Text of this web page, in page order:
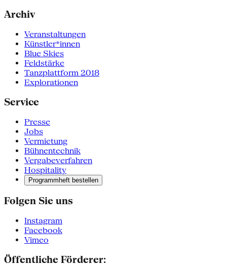
Archiv
Veranstaltungen
Künstler*innen
Blue Skies
Feldstärke
Tanzplattform 2018
Explorationen
Service
Presse
Jobs
Vermietung
Bühnentechnik
Vergabeverfahren
Hospitality
Programmheft bestellen
Folgen Sie uns
Instagram
Facebook
Vimeo
Öffentliche Förderer: